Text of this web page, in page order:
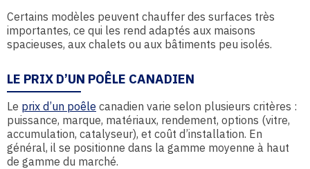
Certains modèles peuvent chauffer des surfaces très
importantes, ce qui les rend adaptés aux maisons
spacieuses, aux chalets ou aux bâtiments peu isolés.
LE PRIX D’UN POÊLE CANADIEN
Le prix d’un poêle canadien varie selon plusieurs critères :
puissance, marque, matériaux, rendement, options (vitre,
accumulation, catalyseur), et coût d’installation. En
général, il se positionne dans la gamme moyenne à haut
de gamme du marché.